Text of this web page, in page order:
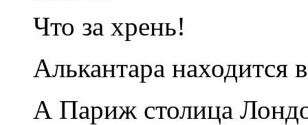
Что за хрень!
Алькантара находится
А Париж столица